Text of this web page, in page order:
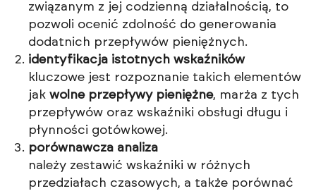
związanym z jej codzienną działalnością, to
pozwoli ocenić zdolność do generowania
dodatnich przepływów pieniężnych.
identyfikacja istotnych wskaźników
kluczowe jest rozpoznanie takich elementów
jak wolne przepływy pieniężne, marża z tych
przepływów oraz wskaźniki obsługi długu i
płynności gotówkowej.
porównawcza analiza
należy zestawić wskaźniki w różnych
przedziałach czasowych, a także porównać